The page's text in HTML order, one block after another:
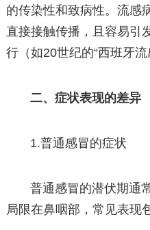
的传染性和致病性。流感
直接接触传播，且容易引
行（如20世纪的“西班牙流
二、症状表现的差异
1.普通感冒的症状
普通感冒的潜伏期通
局限在鼻咽部，常见表现